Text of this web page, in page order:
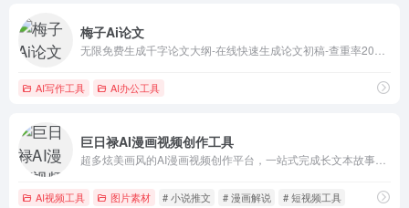
梅子Ai论文
AI写作工具 AI办公工具
巨日禄AI漫画视频创作工具
AI视频工具 图片素材 # 小说推文 # 漫画解说 # 短视频工具